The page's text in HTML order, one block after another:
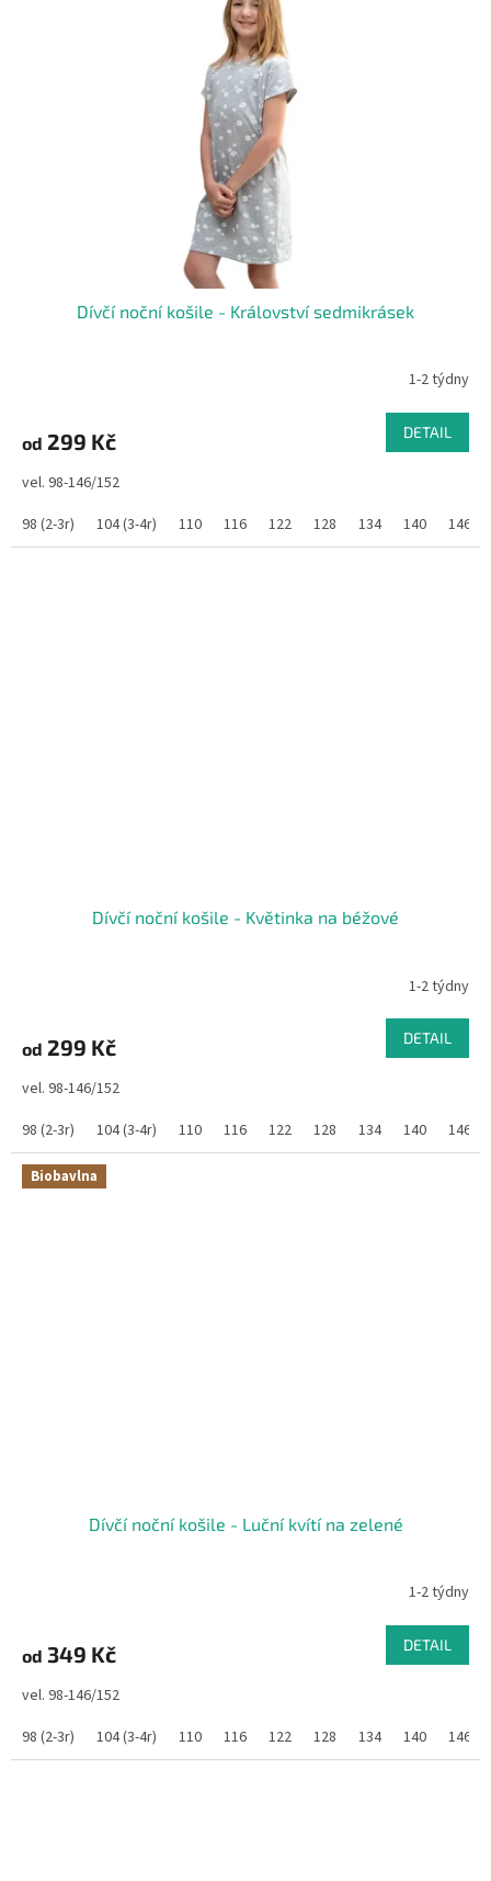
Dívčí noční košile - Království sedmikrásek
1-2 týdny
od 299 Kč DETAIL
vel. 98-146/152
98 (2-3r)
104 (3-4r) 110 116 122 128 134 140 146/
Dívčí noční košile - Květinka na béžové
1-2 týdny
od 299 Kč DETAIL
vel. 98-146/152
98 (2-3r)
104 (3-4r) 110 116 122 128 134 140 146/
Biobavlna
Dívčí noční košile - Luční kvítí na zelené
1-2 týdny
od 349 Kč DETAIL
vel. 98-146/152
98 (2-3r)
104 (3-4r) 110 116 122 128 134 140 146/